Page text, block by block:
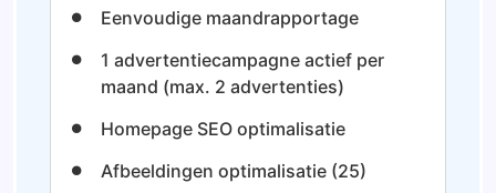
Eenvoudige maandrapportage
1 advertentiecampagne actief per
maand (max. 2 advertenties)
Homepage SEO optimalisatie
Afbeeldingen optimalisatie (25)